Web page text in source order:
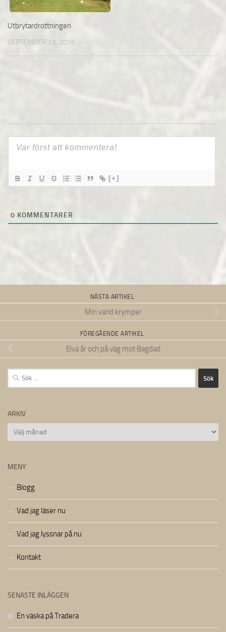
Utbrytardrottningen
SEPTEMBER 23, 2016
[+]
0 KOMMENTARER
NÄSTA ARTIKEL
Min värld krymper
FÖREGÅENDE ARTIKEL
Elva år och på väg mot Bagdad
Sök
efter:
ARKIV
Arkiv
MENY
Blogg
Vad jag läser nu
Vad jag lyssnar på nu
Kontakt
SENASTE INLÄGGEN
En väska på Tradera